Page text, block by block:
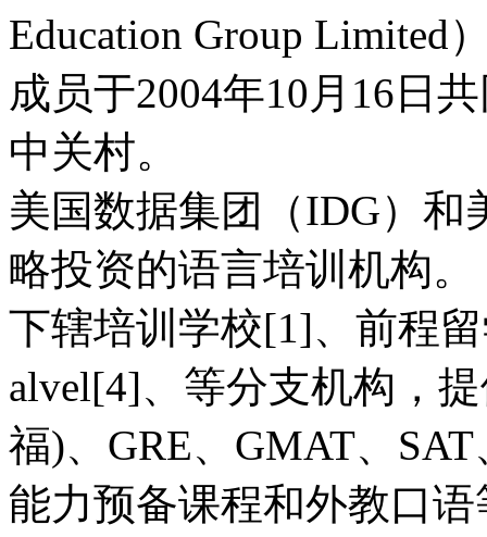
Education Group Limited
成员于2004年10月16日
中关村。
美国数据集团（IDG）
略投资的语言培训机构。
下辖培训学校[1]、前程
alvel[4]、等分支机构，
福)、GRE、GMAT、
能力预备课程和外教口